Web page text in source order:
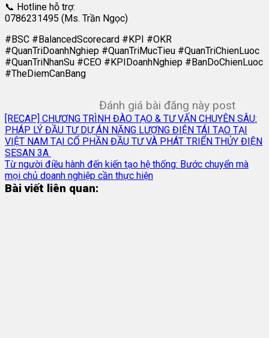
📞 Hotline hỗ trợ:
0786231495 (Ms. Trần Ngọc)
#BSC #BalancedScorecard #KPI #OKR
#QuanTriDoanhNghiep #QuanTriMucTieu #QuanTriChienLuoc
#QuanTriNhanSu #CEO #KPIDoanhNghiep #BanDoChienLuoc
#TheDiemCanBang
Đánh giá bài đăng này post
[RECAP] CHƯƠNG TRÌNH ĐÀO TẠO & TƯ VẤN CHUYÊN SÂU:
PHÁP LÝ ĐẦU TƯ DỰ ÁN NĂNG LƯỢNG ĐIỆN TÁI TẠO TẠI
VIỆT NAM TẠI CỔ PHẦN ĐẦU TƯ VÀ PHÁT TRIỂN THỦY ĐIỆN
SESAN 3A
Từ người điều hành đến kiến tạo hệ thống: Bước chuyển mà
mọi chủ doanh nghiệp cần thực hiện
Bài viết liên quan: